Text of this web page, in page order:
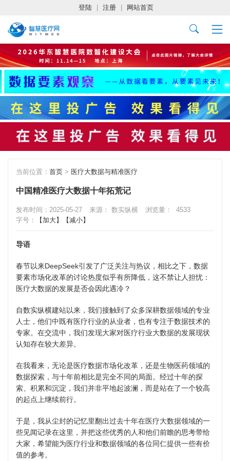
登陆 注册 网站首页
当前位置： 首页 > 医疗大数据与精准医疗
中国精准医疗大数据十年拓荒记
发布时间：2025-05-27 来源： 数实纵横 浏览量：
4533
字号：
【加大】 【减小】
导语
春节以来DeepSeek引发了广泛关注与热议，相比之下，数据
要素市场化改革的讨论热度似乎有所降低，这不禁让人担忧：
医疗大数据的发展是否会因此遇冷？
自数实纵横建站以来，我们接触到了众多深耕数据领域的专业
人士，他们中既有医疗行业的从业者，也有专注于数据技术的
专家。在交流中，我们发现大家对医疗行业大数据的发展现状
认知存在较大差异。
在我看来，无论是医疗数据市场化改革，还是生物医药领域的
数据探索，与十年前相比是完全不同的局面。经过十年的探
索、积累和沉淀，我们并非平地起波澜，而是站在了一个较高
的起点上继续前行。
于是，我从尘封的记忆里翻出过去十年在医疗大数据领域的一
些见闻记录在这里，并把这些优秀的人和他们前瞻的思考带给
大家，希望能为医疗行业和数据领域的各位同仁提供一些有价
值的参考。